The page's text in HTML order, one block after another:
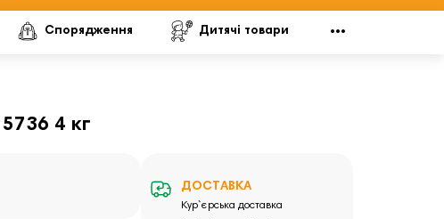
Спорядження Дитячі товари
4 кг
ДОСТАВКА
Кур`єрська доставка